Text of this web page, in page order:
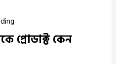
প্রোডাক্ট কেন